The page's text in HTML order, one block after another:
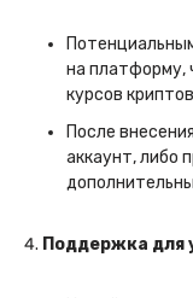
на платформу,
курсов
После
аккаунт, либо
Поддержка для